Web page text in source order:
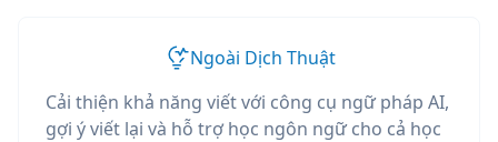
Ngoài Dịch Thuật
Cải thiện khả năng viết với công cụ ngữ pháp AI,
gợi ý viết lại và hỗ trợ học ngôn ngữ cho cả học